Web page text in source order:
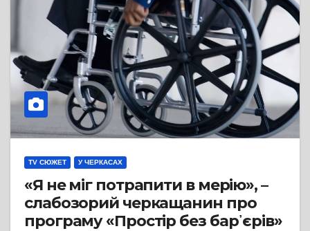
TV СЮЖЕТ У ЧЕРКАСАХ
«Я не міг потрапити в мерію», –
слабозорий черкащанин про
програму «Простір без бар᾽єрів»